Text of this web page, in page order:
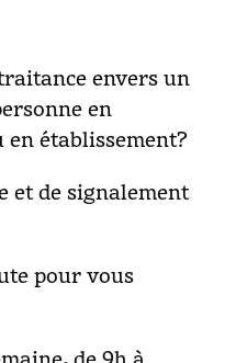
envers un
en
établissement?
et de signalement
pour vous